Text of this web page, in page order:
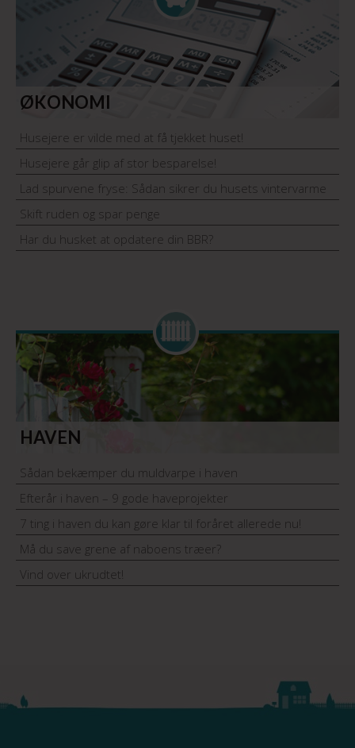
ØKONOMI
Husejere er vilde med at få tjekket huset!
Husejere går glip af stor besparelse!
Lad spurvene fryse: Sådan sikrer du husets vintervarme
Skift ruden og spar penge
Har du husket at opdatere din BBR?
HAVEN
Sådan bekæmper du muldvarpe i haven
Efterår i haven – 9 gode haveprojekter
7 ting i haven du kan gøre klar til foråret allerede nu!
Må du save grene af naboens træer?
Vind over ukrudtet!